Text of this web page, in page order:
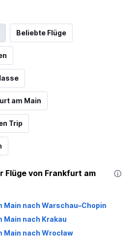
Beliebte Flüge
am Main
Trip
Flüge von Frankfurt am
Main nach Warschau–Chopin
Main nach Krakau
Main nach Wrocław